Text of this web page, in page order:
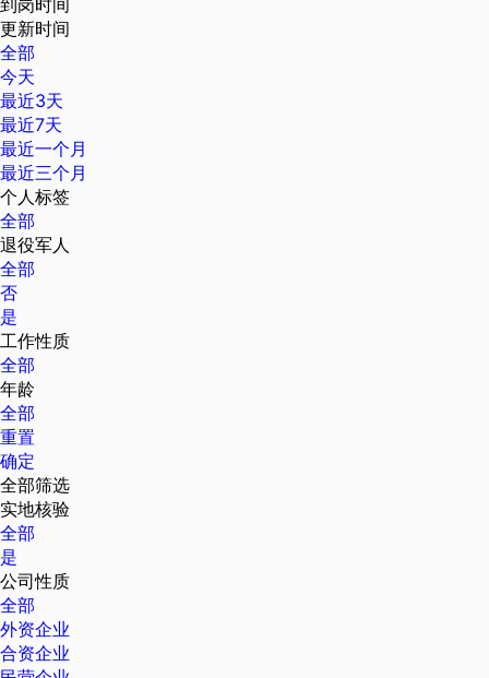
更新时间
全部
今天
最近3天
最近7天
最近一个月
最近三个月
个人标签
全部
退役军人
全部
否
是
工作性质
全部
年龄
全部
重置
确定
全部筛选
实地核验
全部
是
公司性质
全部
外资企业
合资企业